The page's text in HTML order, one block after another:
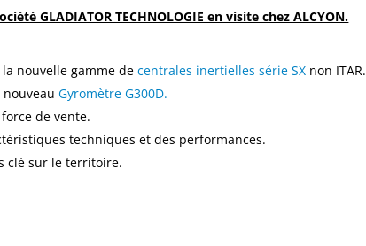
GLADIATOR TECHNOLOGIE en visite chez ALCYON.
nouvelle gamme decentrales inertielles série SX non ITAR.
nouveauGyromètre G300D.
de vente.
techniques et des performances.
clé sur le territoire.